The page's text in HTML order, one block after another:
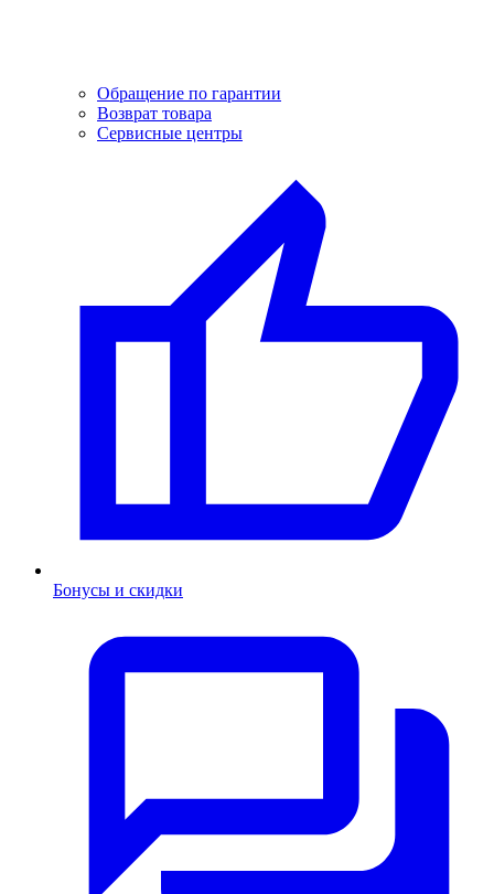
Обращение по гарантии
Возврат товара
Сервисные центры
Бонусы и скидки